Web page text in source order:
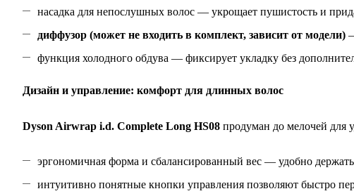
насадка для непослушных волос — укрощает пушистость и
диффузор (может не входить в комплект, зависит от модели)
функция холодного обдува — фиксирует укладку без
Дизайн и управление: комфорт для длинных волос
Dyson Airwrap i.d. Complete Long HS08 продуман до мелочей для
эргономичная форма и сбалансированный вес — удобно
интуитивно понятные кнопки управления позволяют быстро